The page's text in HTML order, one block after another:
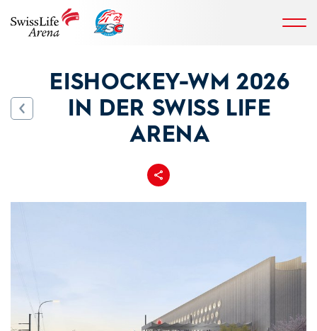
EISHOCKEY-WM 2026
IN DER SWISS LIFE
ARENA
Teilen